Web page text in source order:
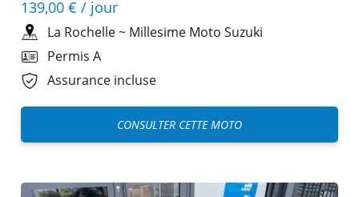
139,00 € / jour
La Rochelle~ Millesime Moto Suzuki
Permis A
Assurance incluse
CONSULTER CETTE MOTO